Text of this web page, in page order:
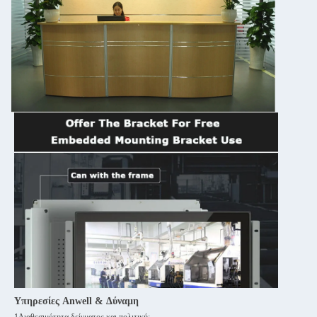
Υπηρεσίες Anwell & Δύναμη